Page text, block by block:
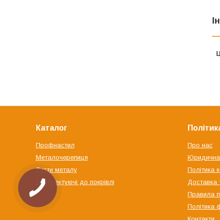
Каталог
Профнастил
Металочерепиця
Листи металу
Комплектуючі до покрівлі
Про нас
Юридична
Політика
Доставка
Правила
Політика